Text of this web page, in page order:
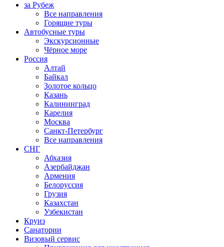
за Рубеж
Все направления
Горящие туры
Автобусные туры
Экскурсионные
Чёрное море
Россия
Алтай
Байкал
Золотое кольцо
Казань
Калининград
Карелия
Москва
Санкт-Петербург
Все направления
СНГ
Абхазия
Азербайджан
Армения
Белоруссия
Грузия
Казахстан
Узбекистан
Круиз
Санатории
Визовый сервис